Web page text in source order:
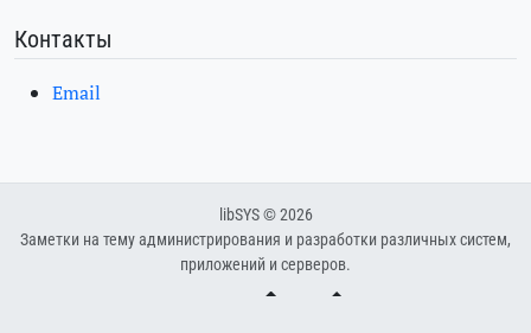
Контакты
Email
libSYS © 2026
Заметки на тему администрирования и разработки различных систем,
приложений и серверов.